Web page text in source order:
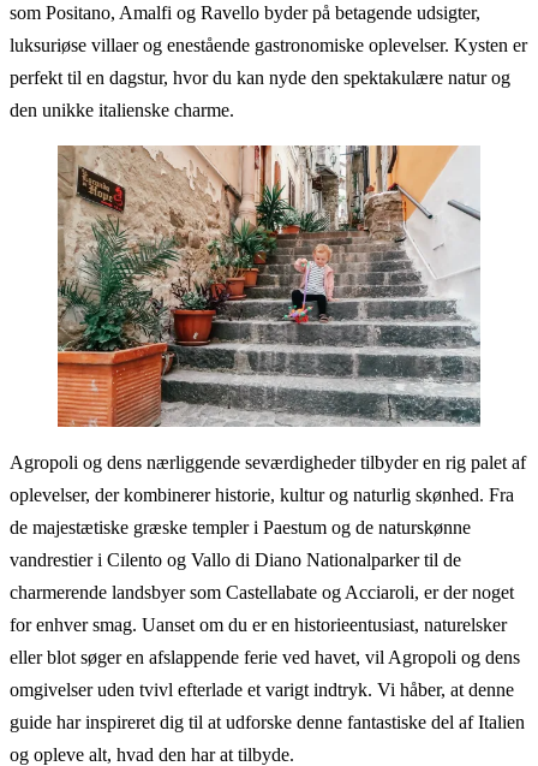
som Positano, Amalfi og Ravello byder på betagende udsigter,
luksuriøse villaer og enestående gastronomiske oplevelser. Kysten er
perfekt til en dagstur, hvor du kan nyde den spektakulære natur og
den unikke italienske charme.
Agropoli og dens nærliggende seværdigheder tilbyder en rig palet af
oplevelser, der kombinerer historie, kultur og naturlig skønhed. Fra
de majestætiske græske templer i Paestum og de naturskønne
vandrestier i Cilento og Vallo di Diano Nationalparker til de
charmerende landsbyer som Castellabate og Acciaroli, er der noget
for enhver smag. Uanset om du er en historieentusiast, naturelsker
eller blot søger en afslappende ferie ved havet, vil Agropoli og dens
omgivelser uden tvivl efterlade et varigt indtryk. Vi håber, at denne
guide har inspireret dig til at udforske denne fantastiske del af Italien
og opleve alt, hvad den har at tilbyde.